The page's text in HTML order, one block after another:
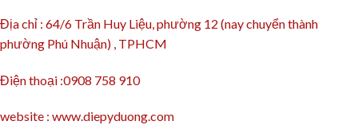
Địa chỉ : 64/6 Trần Huy Liệu, phường 12 (nay chuyển thành
phường Phú Nhuận) , TPHCM
Điện thoại :0908 758 910
website : www.diepyduong.com